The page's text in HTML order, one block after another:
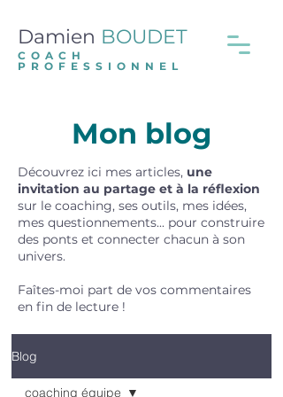
Damien BOUDET
COACH
PROFESSIONNEL
Mon blog
Découvrez ici mes articles, une
invitation au partage et à la réflexion
sur le coaching, ses outils, mes idées,
mes questionnements... pour construire
des ponts et connecter chacun à son
univers.
Faîtes-moi part de vos commentaires
en fin de lecture !
Blog
coaching équipe